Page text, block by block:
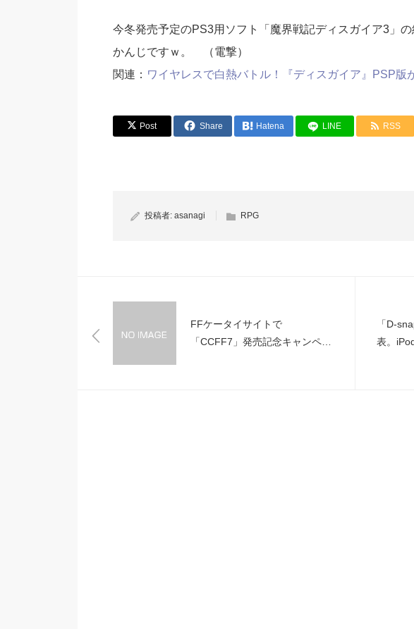
今冬発売予定のPS3用ソフト「魔界戦記ディスガイア3」
かんじですｗ。 （電撃）
関連： ワイヤレスで白熱バトル！『ディスガイア』PSP版
Post Share Hatena LINE RSS
投稿者: asanagi RPG
FFケータイサイトで
「CCFF7」発売記念キャンペー
「D-
表。